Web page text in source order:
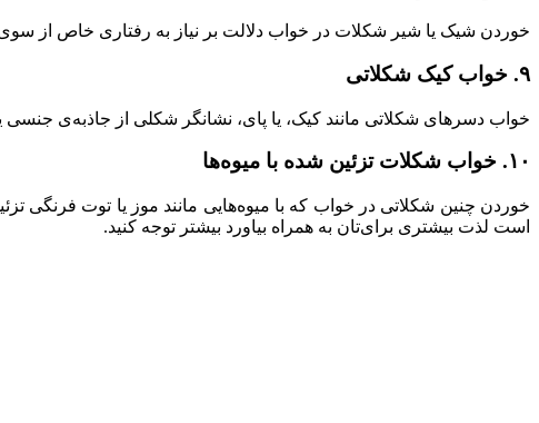
خوردن شیک یا شیر شکلات در خواب دلالت بر نیاز به رفتاری خاص از
۹. خواب کیک شکلاتی
خواب دسرهای شکلاتی مانند کیک، یا پای، نشانگر شکلی از جاذبه‌ی
۱۰. خواب شکلات تزئین شده با میوه‌ها
خوردن چنین شکلاتی در خواب که با میوه‌هایی مانند موز یا توت فرنگی
است لذت بیشتری برای‌تان به همراه بیاورد بیشتر توجه کنید.